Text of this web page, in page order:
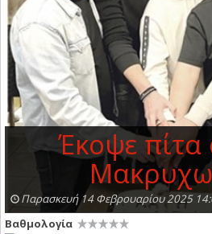
Έκοψε πίτα
Παρασκευή 14 Φεβρουαρίου 2025
Βαθμολογία